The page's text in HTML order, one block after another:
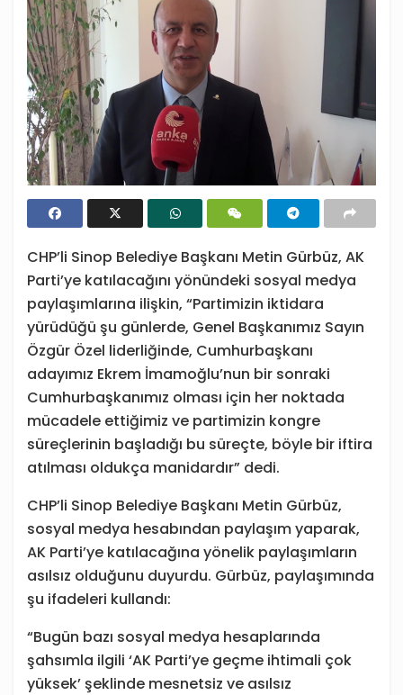
CHP’li Sinop Belediye Başkanı Metin Gürbüz, AK
Parti’ye katılacağını yönündeki sosyal medya
paylaşımlarına ilişkin, “Partimizin iktidara
yürüdüğü şu günlerde, Genel Başkanımız Sayın
Özgür Özel liderliğinde, Cumhurbaşkanı
adayımız Ekrem İmamoğlu’nun bir sonraki
Cumhurbaşkanımız olması için her noktada
mücadele ettiğimiz ve partimizin kongre
süreçlerinin başladığı bu süreçte, böyle bir iftira
atılması oldukça manidardır” dedi.
CHP’li Sinop Belediye Başkanı Metin Gürbüz,
sosyal medya hesabından paylaşım yaparak,
AK Parti’ye katılacağına yönelik paylaşımların
asılsız olduğunu duyurdu. Gürbüz, paylaşımında
şu ifadeleri kullandı:
“Bugün bazı sosyal medya hesaplarında
şahsımla ilgili ‘AK Parti’ye geçme ihtimali çok
yüksek’ şeklinde mesnetsiz ve asılsız